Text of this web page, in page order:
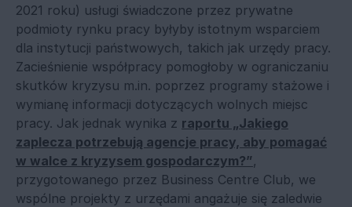
2021 roku) usługi świadczone przez prywatne
podmioty rynku pracy byłyby istotnym wsparciem
dla instytucji państwowych, takich jak urzędy pracy.
Zacieśnienie współpracy pomogłoby w ograniczaniu
skutków kryzysu m.in. poprzez programy stażowe i
wymianę informacji dotyczących wolnych miejsc
pracy. Jak jednak wynika z raportu „Jakiego
zaplecza potrzebują agencje pracy, aby pomagać
w walce z kryzysem gospodarczym?”,
przygotowanego przez Business Centre Club, we
wspólne projekty z urzędami angażuje się zaledwie